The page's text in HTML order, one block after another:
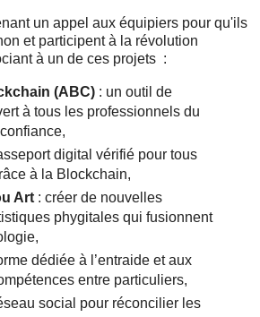
un appel aux équipiers pour qu'ils
et participent à la révolution
à un de ces projets :
(ABC): un outil de
à tous les professionnels du
digital vérifié pour tous
à la Blockchain,
Art: créer de nouvelles
phygitales qui fusionnent
dédiée à l’entraide et aux
entre particuliers,
social pour réconcilier les